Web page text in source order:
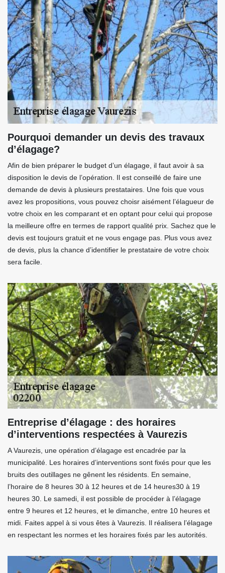
Pourquoi demander un devis des travaux
d’élagage?
Afin de bien préparer le budget d’un élagage, il faut avoir à sa
disposition le devis de l’opération. Il est conseillé de faire une
demande de devis à plusieurs prestataires. Une fois que vous
avez les propositions, vous pouvez choisr aisément l’élagueur de
votre choix en les comparant et en optant pour celui qui propose
la meilleure offre en termes de rapport qualité prix. Sachez que le
devis est toujours gratuit et ne vous engage pas. Plus vous avez
de devis, plus la chance d’identifier le prestataire de votre choix
sera facile.
Entreprise d’élagage : des horaires
d’interventions respectées à Vaurezis
A Vaurezis, une opération d’élagage est encadrée par la
municipalité. Les horaires d’interventions sont fixés pour que les
bruits des outillages ne gênent les résidents. En semaine,
l’horaire de 8 heures 30 à 12 heures et de 14 heures30 à 19
heures 30. Le samedi, il est possible de procéder à l’élagage
entre 9 heures et 12 heures, et le dimanche, entre 10 heures et
midi. Faites appel à si vous êtes à Vaurezis. Il réalisera l’élagage
en respectant les normes et les horaires fixés par les autorités.